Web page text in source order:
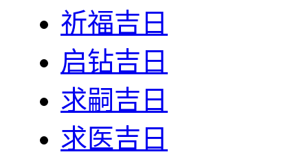
祈福吉日
启钻吉日
求嗣吉日
求医吉日